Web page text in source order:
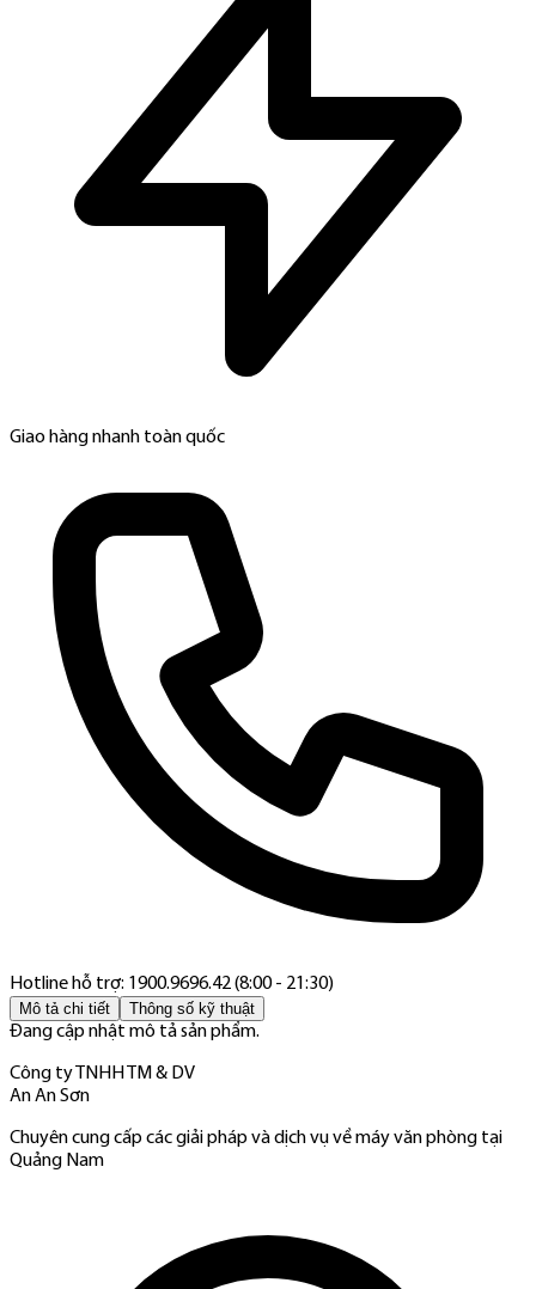
Giao hàng nhanh toàn quốc
Hotline hỗ trợ: 1900.9696.42 (8:00 - 21:30)
Mô tả chi tiết Thông số kỹ thuật
Đang cập nhật mô tả sản phẩm.
Công ty TNHH TM & DV
An An Sơn
Chuyên cung cấp các giải pháp và dịch vụ về máy văn phòng tại
Quảng Nam